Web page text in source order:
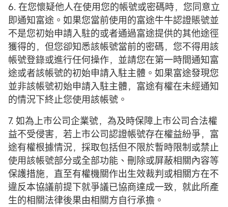
6. 在您懷疑他人在使用您的帳號或密碼時，您同意立
即通知富途。如果您當前使用的富途牛牛認證賬號並
不是您初始申請入駐的或者通過富途提供的其他途徑
獲得的，但您卻知悉該帳號當前的密碼，您不得用該
帳號登錄或進行任何操作，並請您在第一時間通知富
途或者該帳號的初始申請入駐主體。如果富途發現您
並非該帳號初始申請入駐主體，富途有權在未經通知
的情況下終止您使用該帳號。
7. 如為上市公司企業號，為及時保障上市公司合法權
益不受侵害，若上市公司認證帳號存在權益紛爭，富
途有權根據情況，採取包括但不限於暫時限制或禁止
使用該帳號部分或全部功能、刪除或屏蔽相關內容等
保護措施，直至有權機關作出生效裁判或相關方在不
違反本協議前提下就爭議已協商達成一致，就此所產
生的相關法律後果由相關方自行承擔。